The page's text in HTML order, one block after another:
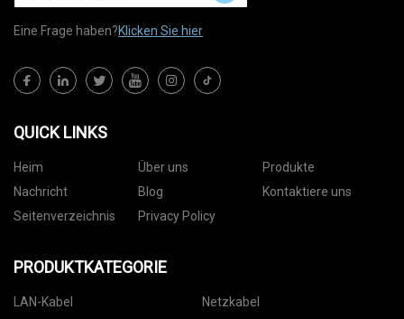
Eine Frage haben?Klicken Sie hier
QUICK LINKS
Heim Über uns
Produkte
Nachricht
Blog
Kontaktiere uns
Seitenverzeichnis
Privacy Policy
PRODUKTKATEGORIE
LAN-Kabel Netzkabel